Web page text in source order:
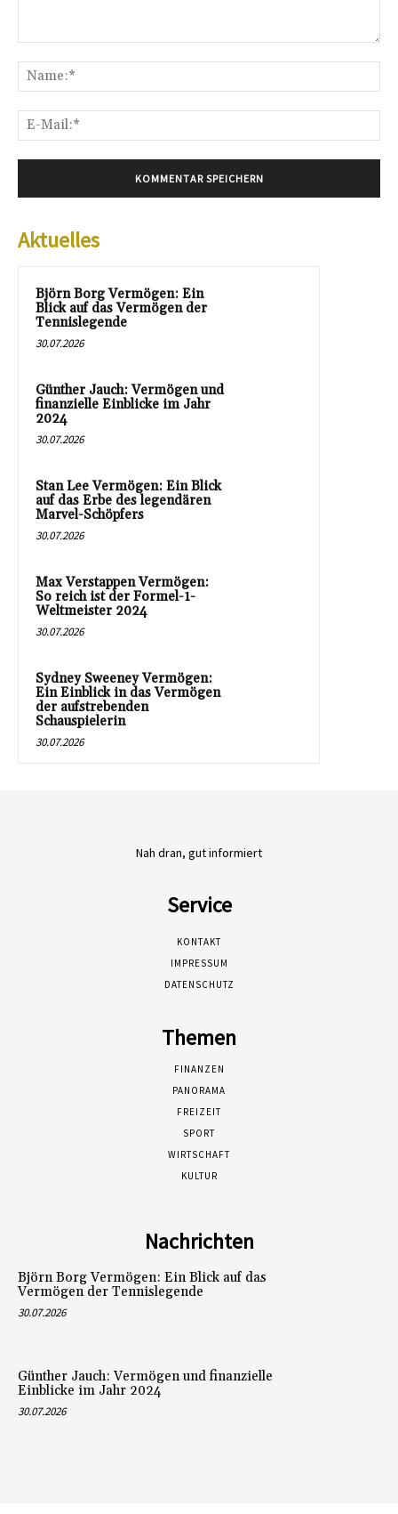
Aktuelles
Björn Borg Vermögen: Ein
Blick auf das Vermögen der
Tennislegende
30.07.2026
Günther Jauch: Vermögen und
finanzielle Einblicke im Jahr
2024
30.07.2026
Stan Lee Vermögen: Ein Blick
auf das Erbe des legendären
Marvel-Schöpfers
30.07.2026
Max Verstappen Vermögen:
So reich ist der Formel-1-
Weltmeister 2024
30.07.2026
Sydney Sweeney Vermögen:
Ein Einblick in das Vermögen
der aufstrebenden
Schauspielerin
30.07.2026
Nah dran, gut informiert
Service
KONTAKT
IMPRESSUM
DATENSCHUTZ
Themen
FINANZEN
PANORAMA
FREIZEIT
SPORT
WIRTSCHAFT
KULTUR
Nachrichten
Björn Borg Vermögen: Ein Blick auf das
Vermögen der Tennislegende
30.07.2026
Günther Jauch: Vermögen und finanzielle
Einblicke im Jahr 2024
30.07.2026